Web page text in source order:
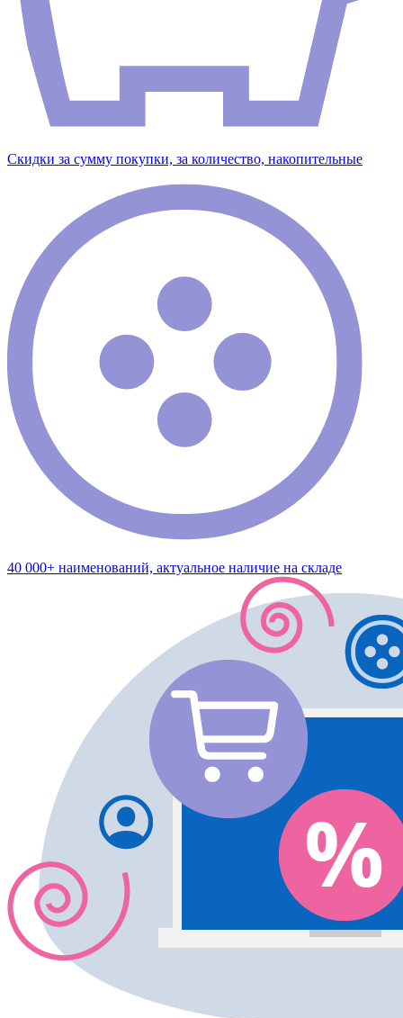
Скидки за сумму покупки, за количество, накопительные
40 000+ наименований, актуальное наличие на складе